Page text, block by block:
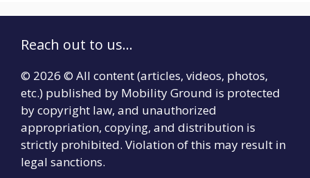
Reach out to us...
© 2026 © All content (articles, videos, photos,
etc.) published by Mobility Ground is protected
by copyright law, and unauthorized
appropriation, copying, and distribution is
strictly prohibited. Violation of this may result in
legal sanctions.